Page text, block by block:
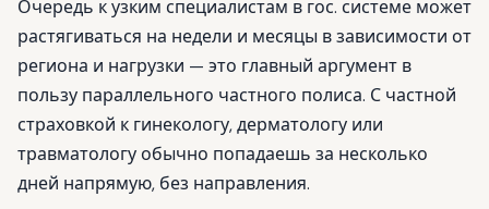
Очередь к узким специалистам в гос. системе может
растягиваться на недели и месяцы в зависимости от
региона и нагрузки — это главный аргумент в
пользу параллельного частного полиса. С частной
страховкой к гинекологу, дерматологу или
травматологу обычно попадаешь за несколько
дней напрямую, без направления.